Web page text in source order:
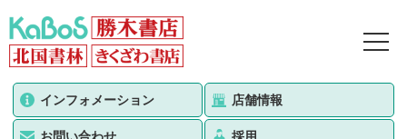
インフォメーション 店舗情報
お問い合わせ 採用